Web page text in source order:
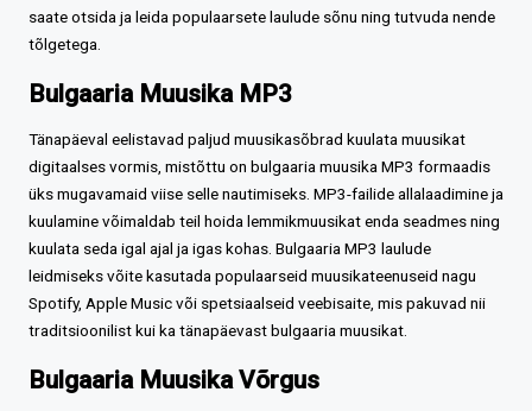
saate otsida ja leida populaarsete laulude sõnu ning tutvuda nende
tõlgetega.
Bulgaaria Muusika MP3
Tänapäeval eelistavad paljud muusikasõbrad kuulata muusikat
digitaalses vormis, mistõttu on bulgaaria muusika MP3 formaadis
üks mugavamaid viise selle nautimiseks. MP3-failide allalaadimine ja
kuulamine võimaldab teil hoida lemmikmuusikat enda seadmes ning
kuulata seda igal ajal ja igas kohas. Bulgaaria MP3 laulude
leidmiseks võite kasutada populaarseid muusikateenuseid nagu
Spotify, Apple Music või spetsiaalseid veebisaite, mis pakuvad nii
traditsioonilist kui ka tänapäevast bulgaaria muusikat.
Bulgaaria Muusika Võrgus